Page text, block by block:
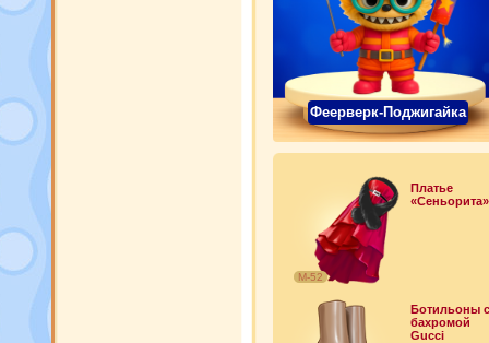
Феерверк-Поджигайка
М-52
Платье
«Сеньорита»
Ботильоны с
бахромой
Gucci